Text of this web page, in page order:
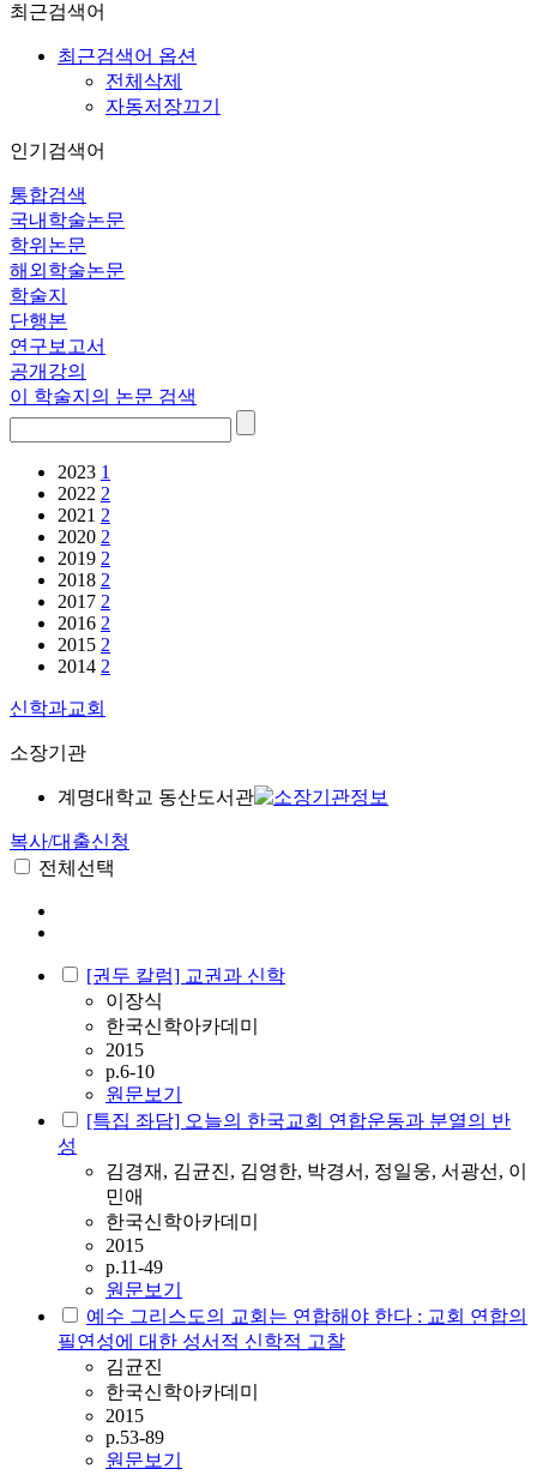
최근검색어
최근검색어 옵션
전체삭제
자동저장끄기
인기검색어
통합검색
국내학술논문
학위논문
해외학술논문
학술지
단행본
연구보고서
공개강의
이 학술지의 논문 검색
2023 1
2022 2
2021 2
2020 2
2019 2
2018 2
2017 2
2016 2
2015 2
2014 2
신학과교회
소장기관
계명대학교 동산도서관
복사/대출신청
전체선택
[권두 칼럼] 교권과 신학
이장식
한국신학아카데미
2015
p.6-10
원문보기
[특집 좌담] 오늘의 한국교회 연합운동과 분열의 반
성
김경재, 김균진, 김영한, 박경서, 정일웅, 서광선, 이
민애
한국신학아카데미
2015
p.11-49
원문보기
예수 그리스도의 교회는 연합해야 한다 : 교회 연합의
필연성에 대한 성서적 신학적 고찰
김균진
한국신학아카데미
2015
p.53-89
원문보기